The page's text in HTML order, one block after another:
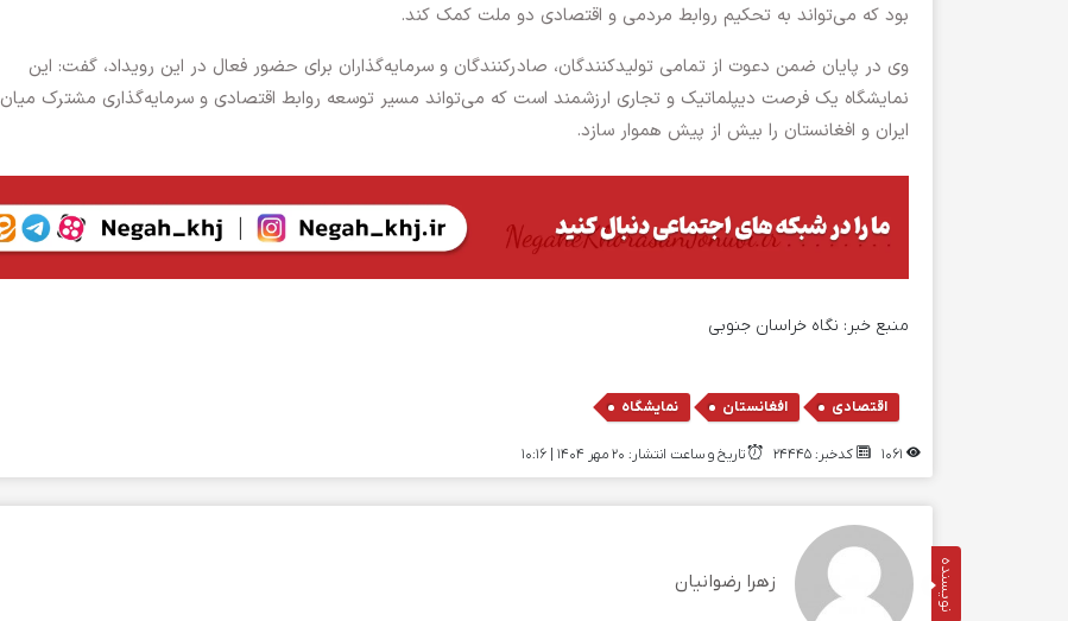
بود که می‌تواند به تحکیم روابط مردمی و اقتصادی دو ملت کمک کند.
وی در پایان ضمن دعوت از تمامی تولیدکنندگان، صادرکنندگان و سرمایه‌گذاران برای حضور فعال در این رویداد، گفت: این
نمایشگاه یک فرصت دیپلماتیک و تجاری ارزشمند است که می‌تواند مسیر توسعه روابط اقتصادی و سرمایه‌گذاری مشترک میان
ایران و افغانستان را بیش از پیش هموار سازد.
منبع خبر: نگاه خراسان جنوبی
اقتصادی , افغانستان , نمایشگاه
کدخبر: 24445 تاریخ و ساعت انتشار: ۲۰ مهر ۱۴۰۴ | 10:16
نویسنده زهرا رضوانیان